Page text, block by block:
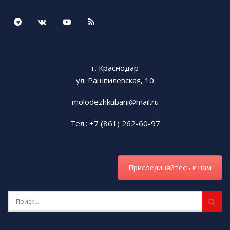
г. Краснодар
ул. Рашпилевская, 10
molodezhkubani@mail.ru
Тел.: +7 (861) 262-60-97
Присоединяйтесь к нам